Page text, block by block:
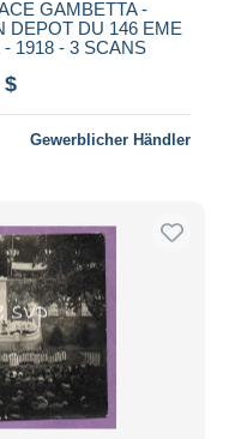
GAMBETTA -
DEPOT DU 146 EME
1918 - 3 SCANS
$
Gewerblicher Händler